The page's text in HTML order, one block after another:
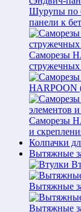
Шурупы по
панели к
Саморезы
HARPOON
Саморезы
и
Колпачки
Вытяжные
Вытяжные
Вытяжные